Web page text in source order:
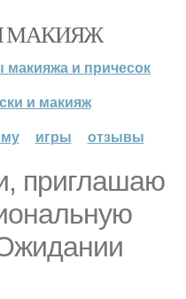
МАКИЯЖ
макияжа и причесок
и макияж
игры отзывы
приглашаю